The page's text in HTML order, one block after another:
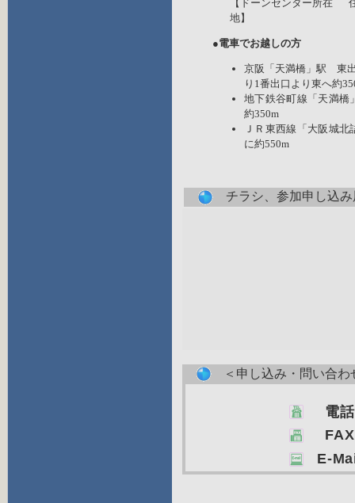
【ドーンセンター所在
地】
●電車でお越しの方
京阪「天満橋」駅 東
り1番出口より東へ約
地下鉄谷町線「天満橋
約350m
ＪＲ東西線「大阪城
に約550m
チラシ、参加申し込み
＜申し込み・問い合わ
電話
FAX
E-